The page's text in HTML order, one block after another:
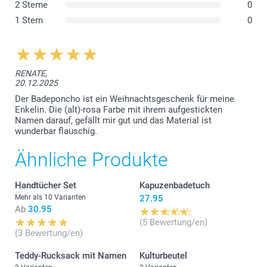
2 Sterne
0
1 Stern
0
RENATE,
20.12.2025
Der Badeponcho ist ein Weihnachtsgeschenk für meine
Enkelin. Die (alt)-rosa Farbe mit ihrem aufgestickten
Namen darauf, gefällt mir gut und das Material ist
wunderbar flauschig.
Ähnliche Produkte
Handtücher Set
Mehr als 10 Varianten
Ab 30.95
(3 Bewertung/en)
Kapuzenbadetuch
27.95
(5 Bewertung/en)
Teddy-Rucksack mit Namen Kulturbeutel